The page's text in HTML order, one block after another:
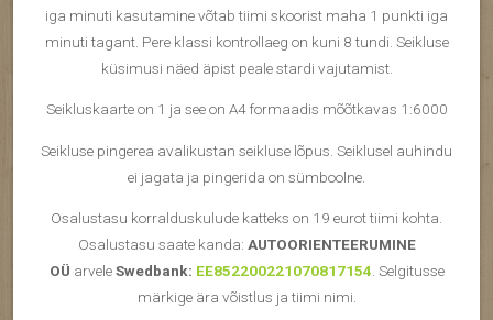
iga minuti kasutamine võtab tiimi skoorist maha 1 punkti iga
minuti tagant. Pere klassi kontrollaeg on kuni 8 tundi. Seikluse
küsimusi näed äpist peale stardi vajutamist.
Seikluskaarte on 1 ja see on A4 formaadis mõõtkavas 1:6000
Seikluse pingerea avalikustan seikluse lõpus. Seiklusel auhindu
ei jagata ja pingerida on sümboolne.
Osalustasu korralduskulude katteks on 19 eurot tiimi kohta.
Osalustasu saate kanda: AUTOORIENTEERUMINE
OÜ arveleSwedbank: EE852200221070817154. Selgitusse
märkige ära võistlus ja tiimi nimi.